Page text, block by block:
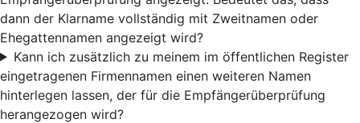
dann der Klarname vollständig mit Zweitnamen oder
Ehegattennamen angezeigt wird?
Kann ich zusätzlich zu meinem im öffentlichen Register
eingetragenen Firmennamen einen weiteren Namen
hinterlegen lassen, der für die Empfängerüberprüfung
herangezogen wird?